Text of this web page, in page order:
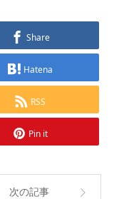
Share
Hatena
RSS
Pin it
次の記事